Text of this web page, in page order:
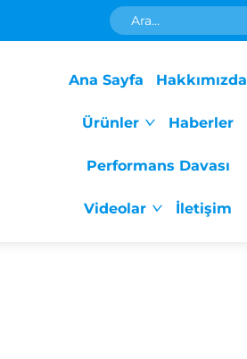
Ana Sayfa Hakkımızda
Ürünler Haberler
Performans Davası
Videolar İletişim